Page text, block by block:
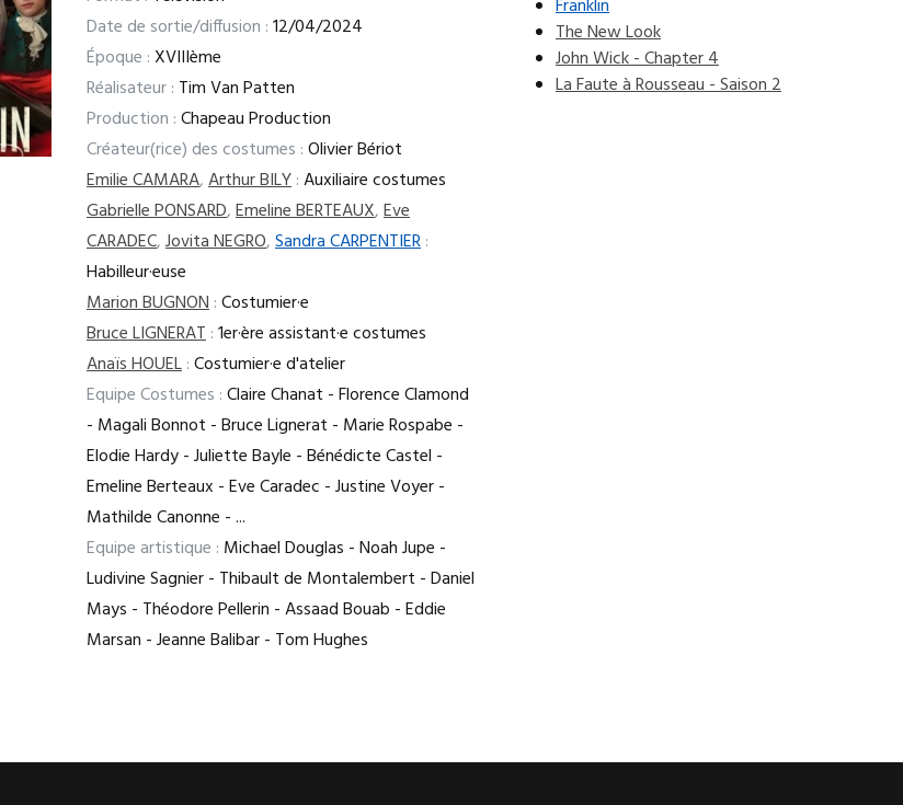
Date de sortie/diffusion :12/04/2024
Époque :XVIIIème
Réalisateur : Tim Van Patten
Production :Chapeau Production
Créateur(rice) des costumes :Olivier Bériot
Emilie CAMARA,Arthur BILY:Auxiliaire costumes
Gabrielle PONSARD,Emeline BERTEAUX,Eve
CARADEC,Jovita NEGRO,Sandra CARPENTIER:
Habilleur·euse
Marion BUGNON:Costumier·e
Bruce LIGNERAT:1er·ère assistant·e costumes
Anaïs HOUEL:Costumier·e d'atelier
Equipe Costumes :Claire Chanat - Florence Clamond
- Magali Bonnot - Bruce Lignerat - Marie Rospabe -
Elodie Hardy - Juliette Bayle - Bénédicte Castel -
Emeline Berteaux - Eve Caradec - Justine Voyer -
Mathilde Canonne - ...
Equipe artistique : Michael Douglas - Noah Jupe -
Ludivine Sagnier - Thibault de Montalembert - Daniel
Mays - Théodore Pellerin - Assaad Bouab - Eddie
Marsan - Jeanne Balibar - Tom Hughes
Franklin
The New Look
John Wick - Chapter 4
La Faute à Rousseau - Saison 2